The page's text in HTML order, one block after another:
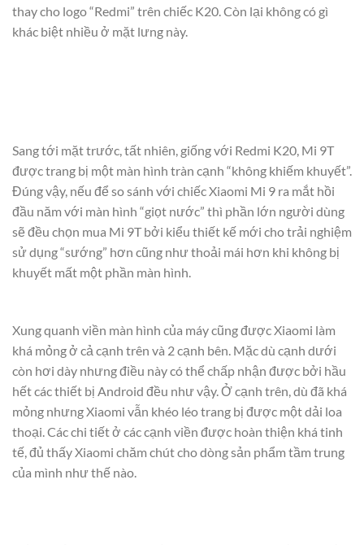
thay cho logo “Redmi” trên chiếc K20. Còn lại không có gì
khác biệt nhiều ở mặt lưng này.
Sang tới mặt trước, tất nhiên, giống với Redmi K20, Mi 9T
được trang bị một màn hình tràn cạnh “không khiếm khuyết”.
Đúng vậy, nếu để so sánh với chiếc Xiaomi Mi 9 ra mắt hồi
đầu năm với màn hình “giọt nước” thì phần lớn người dùng
sẽ đều chọn mua Mi 9T bởi kiểu thiết kế mới cho trải nghiệm
sử dụng “sướng” hơn cũng như thoải mái hơn khi không bị
khuyết mất một phần màn hình.
Xung quanh viền màn hình của máy cũng được Xiaomi làm
khá mỏng ở cả cạnh trên và 2 cạnh bên. Mặc dù cạnh dưới
còn hơi dày nhưng điều này có thể chấp nhận được bởi hầu
hết các thiết bị Android đều như vậy. Ở cạnh trên, dù đã khá
mỏng nhưng Xiaomi vẫn khéo léo trang bị được một dải loa
thoại. Các chi tiết ở các cạnh viền được hoàn thiện khá tinh
tế, đủ thấy Xiaomi chăm chút cho dòng sản phẩm tầm trung
của mình như thế nào.